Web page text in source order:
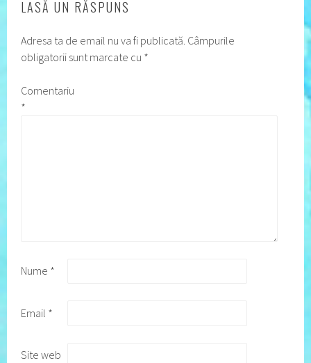
LASĂ UN RĂSPUNS
Adresa ta de email nu va fi publicată. Câmpurile
obligatorii sunt marcate cu *
Comentariu
*
Nume *
Email *
Site web